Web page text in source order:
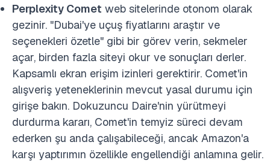
Perplexity Comet web sitelerinde otonom olarak
gezinir. "Dubai'ye uçuş fiyatlarını araştır ve
seçenekleri özetle" gibi bir görev verin, sekmeler
açar, birden fazla siteyi okur ve sonuçları derler.
Kapsamlı ekran erişim izinleri gerektirir. Comet'in
alışveriş yeteneklerinin mevcut yasal durumu için
girişe bakın. Dokuzuncu Daire'nin yürütmeyi
durdurma kararı, Comet'in temyiz süreci devam
ederken şu anda çalışabileceği, ancak Amazon'a
karşı yaptırımın özellikle engellendiği anlamına gelir.